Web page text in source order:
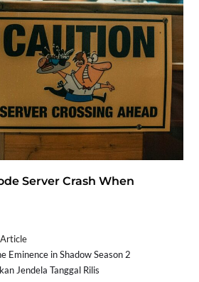
Server Crash When
Eminence in Shadow Season 2
Jendela Tanggal Rilis